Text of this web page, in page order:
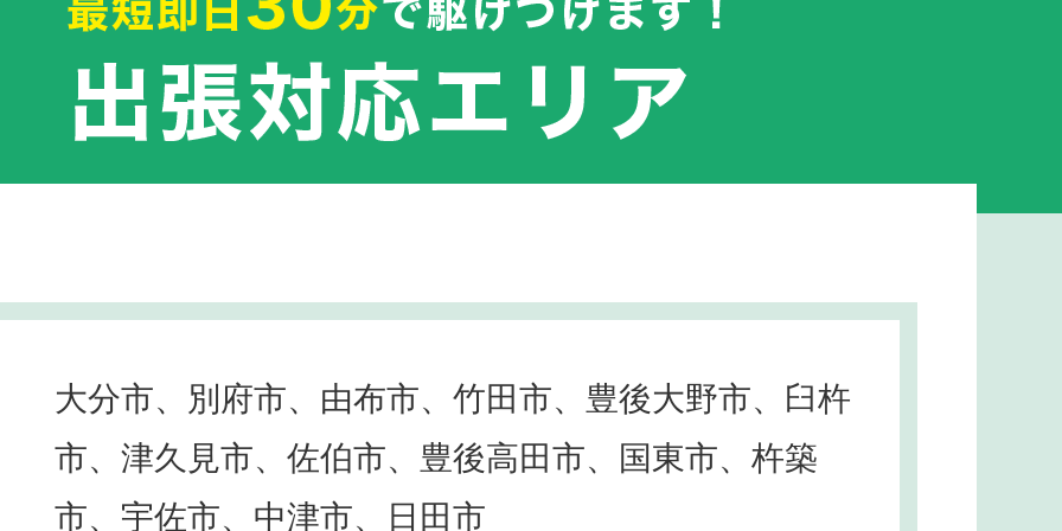
大分市、別府市、由布市、竹田市、豊後大野市、臼杵
市、津久見市、佐伯市、豊後高田市、国東市、杵築
市、宇佐市、中津市、日田市